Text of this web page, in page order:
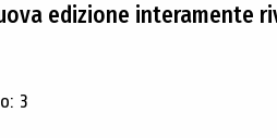
edizione interamente
3